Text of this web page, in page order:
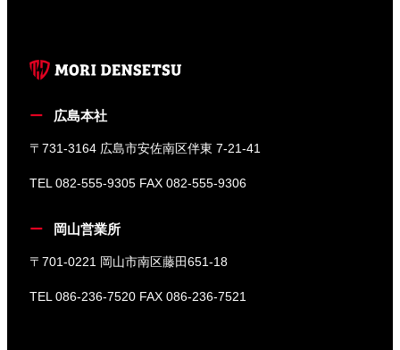
広島本社
〒731-3164 広島市安佐南区伴東 7-21-41
TEL 082-555-9305 FAX 082-555-9306
岡山営業所
〒701-0221 岡山市南区藤田651-18
TEL 086-236-7520 FAX 086-236-7521